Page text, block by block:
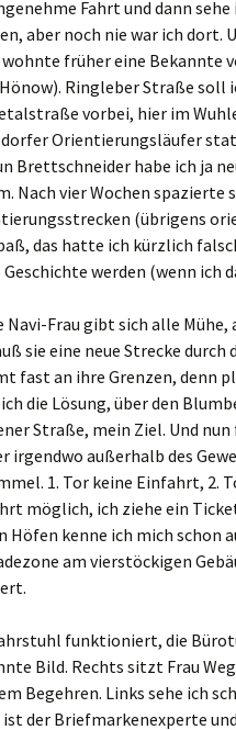
Fahrt und dann
aber noch nie war ich dort.
früher eine Bekannte
Ringleber Straße soll
vorbei, hier im
Orientierungsläufer
Brettschneider habe ich ja
Nach vier Wochen spazierte
(übrigens
das hatte ich kürzlich
Geschichte werden (wenn ich
Navi-Frau gibt sich alle
sie eine neue Strecke
fast an ihre Grenzen, denn
die Lösung, über den
Straße, mein Ziel. Und
irgendwo außerhalb des
1. Tor keine Einfahrt, 2.
möglich, ich ziehe ein
Höfen kenne ich mich schon
am vierstöckigen
funktioniert, die
Bild. Rechts sitzt Frau
Begehren. Links sehe ich
ist der Briefmarkenexperte